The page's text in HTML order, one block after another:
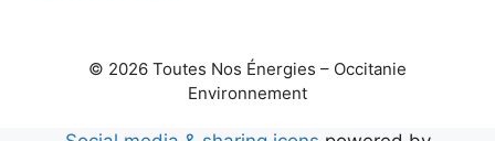
© 2026 Toutes Nos Énergies – Occitanie
Environnement